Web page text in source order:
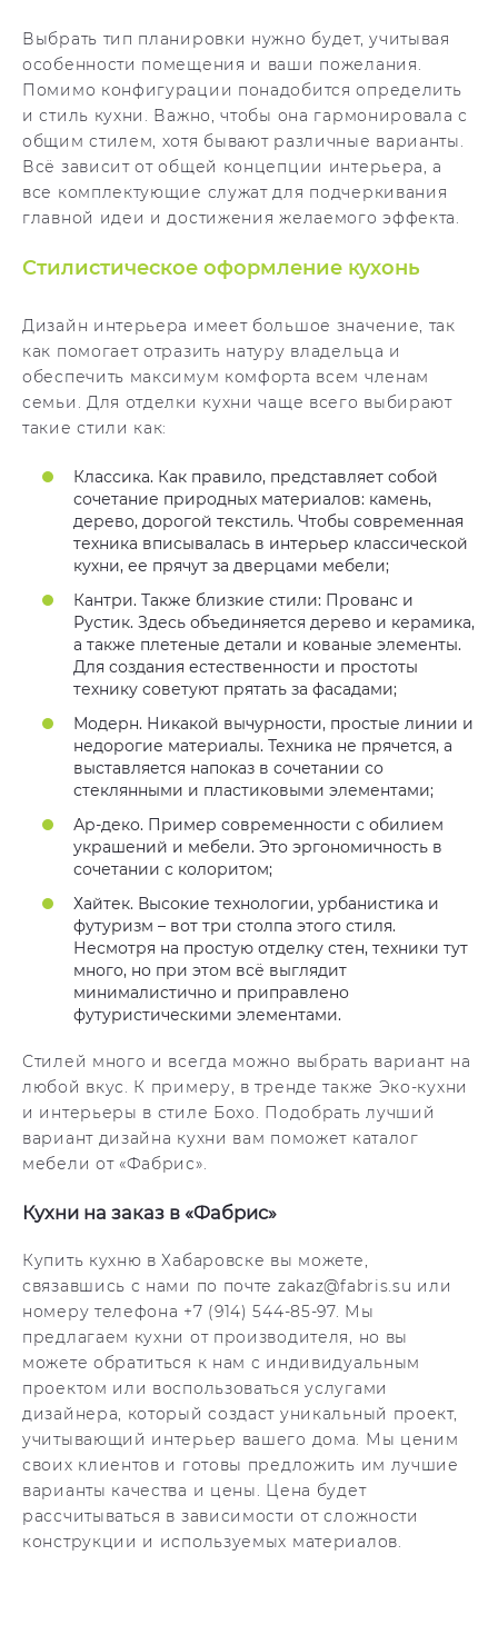
Выбрать тип планировки нужно будет, учитывая
особенности помещения и ваши пожелания.
Помимо конфигурации понадобится определить
и стиль кухни. Важно, чтобы она гармонировала с
общим стилем, хотя бывают различные варианты.
Всё зависит от общей концепции интерьера, а
все комплектующие служат для подчеркивания
главной идеи и достижения желаемого эффекта.
Стилистическое оформление кухонь
Дизайн интерьера имеет большое значение, так
как помогает отразить натуру владельца и
обеспечить максимум комфорта всем членам
семьи. Для отделки кухни чаще всего выбирают
такие стили как:
Классика. Как правило, представляет собой
сочетание природных материалов: камень,
дерево, дорогой текстиль. Чтобы современная
техника вписывалась в интерьер классической
кухни, ее прячут за дверцами мебели;
Кантри. Также близкие стили: Прованс и
Рустик. Здесь объединяется дерево и керамика,
а также плетеные детали и кованые элементы.
Для создания естественности и простоты
технику советуют прятать за фасадами;
Модерн. Никакой вычурности, простые линии и
недорогие материалы. Техника не прячется, а
выставляется напоказ в сочетании со
стеклянными и пластиковыми элементами;
Ар-деко. Пример современности с обилием
украшений и мебели. Это эргономичность в
сочетании с колоритом;
Хайтек. Высокие технологии, урбанистика и
футуризм – вот три столпа этого стиля.
Несмотря на простую отделку стен, техники тут
много, но при этом всё выглядит
минималистично и приправлено
футуристическими элементами.
Стилей много и всегда можно выбрать вариант на
любой вкус. К примеру, в тренде также Эко-кухни
и интерьеры в стиле Бохо. Подобрать лучший
вариант дизайна кухни вам поможет каталог
мебели от «Фабрис».
Кухни на заказ в «Фабрис»
Купить кухню в Хабаровске вы можете,
связавшись с нами по почте zakaz@fabris.su или
номеру телефона +7 (914) 544-85-97. Мы
предлагаем кухни от производителя, но вы
можете обратиться к нам с индивидуальным
проектом или воспользоваться услугами
дизайнера, который создаст уникальный проект,
учитывающий интерьер вашего дома. Мы ценим
своих клиентов и готовы предложить им лучшие
варианты качества и цены. Цена будет
рассчитываться в зависимости от сложности
конструкции и используемых материалов.